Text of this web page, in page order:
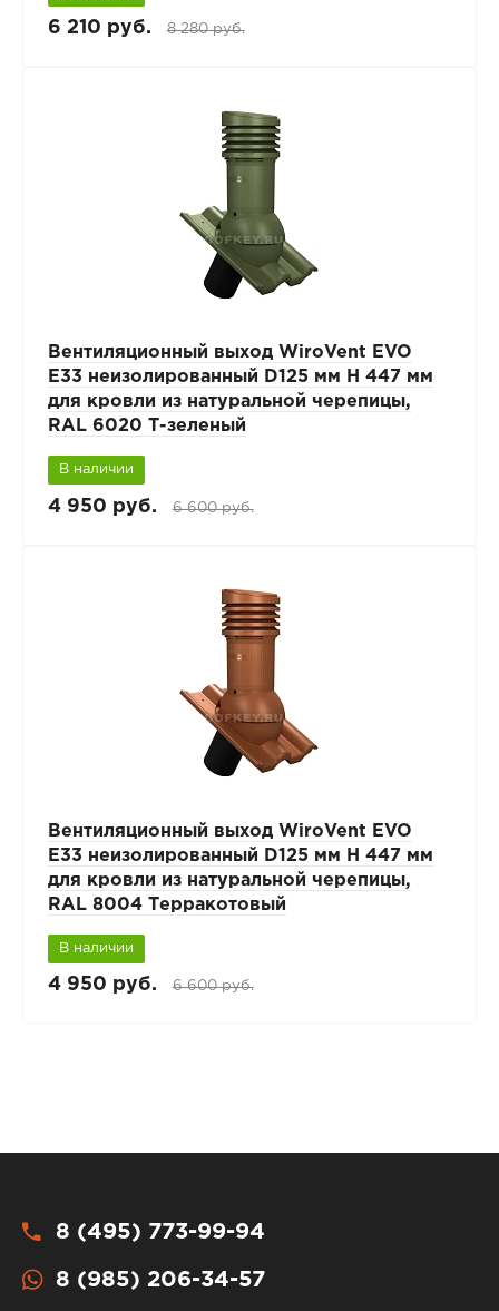
6 210 руб. 8 280 руб.
Вентиляционный выход WiroVent EVO
E33 неизолированный D125 мм Н 447 мм
для кровли из натуральной черепицы,
RAL 6020 Т-зеленый
В наличии
4 950 руб. 6 600 руб.
Вентиляционный выход WiroVent EVO
E33 неизолированный D125 мм Н 447 мм
для кровли из натуральной черепицы,
RAL 8004 Терракотовый
В наличии
4 950 руб. 6 600 руб.
8 (495) 773-99-94
8 (985) 206-34-57